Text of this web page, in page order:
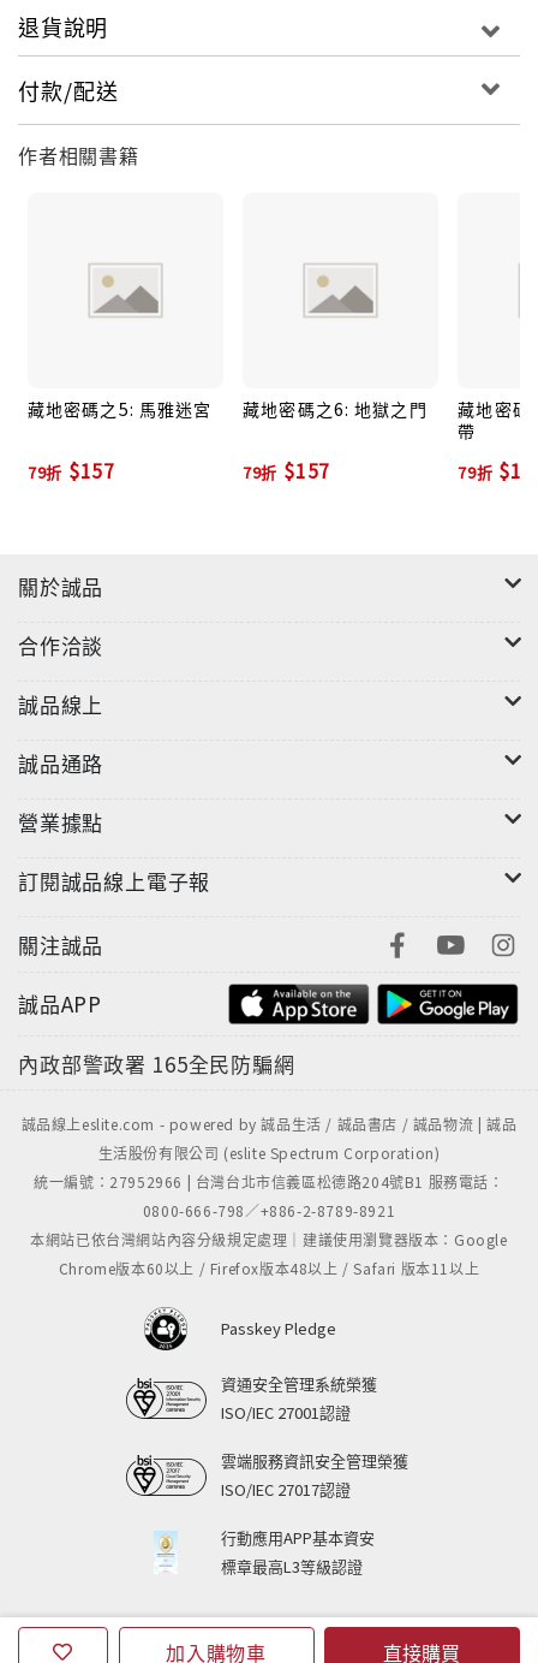
加入購物車 直接購買
退貨說明
付款/配送
作者相關書籍
藏地密碼之5: 馬雅迷宮
79折 $157
藏地密碼之6: 地獄之門
79折 $157
藏地密碼
帶
79折
關於誠品
合作洽談
誠品線上
誠品通路
營業據點
訂閱誠品線上電子報
關注誠品
誠品APP
內政部警政署 165全民防騙網
誠品線上eslite.com - powered by 誠品生活 / 誠品書店 / 誠品物流 | 誠品
生活股份有限公司 (eslite Spectrum Corporation)
統一編號：27952966 | 台灣台北市信義區松德路204號B1 服務電話：
0800-666-798／+886-2-8789-8921
本網站已依台灣網站內容分級規定處理｜建議使用瀏覽器版本：Google
Chrome版本60以上 / Firefox版本48以上 / Safari 版本11以上
Passkey Pledge
資通安全管理系統榮獲
ISO/IEC 27001認證
雲端服務資訊安全管理榮獲
ISO/IEC 27017認證
行動應用APP基本資安
標章最高L3等級認證